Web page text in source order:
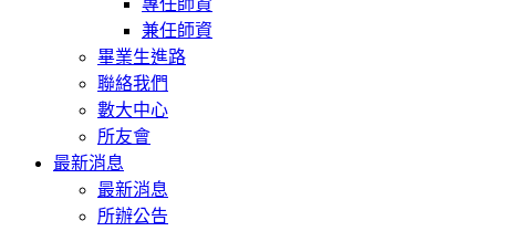
兼任師資
畢業生進路
聯絡我們
數大中心
所友會
最新消息
最新消息
所辦公告